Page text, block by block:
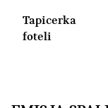
Tapicerka
foteli